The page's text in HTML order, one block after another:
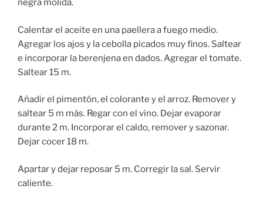
negra molida.
Calentar el aceite en una paellera a fuego medio.
Agregar los ajos y la cebolla picados muy finos. Saltear
e incorporar la berenjena en dados. Agregar el tomate.
Saltear 15 m.
Añadir el pimentón, el colorante y el arroz. Remover y
saltear 5 m más. Regar con el vino. Dejar evaporar
durante 2 m. Incorporar el caldo, remover y sazonar.
Dejar cocer 18 m.
Apartar y dejar reposar 5 m. Corregir la sal. Servir
caliente.